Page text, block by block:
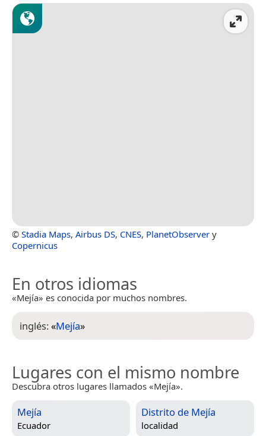
© Stadia Maps, Airbus DS, CNES, PlanetObserver y
Copernicus
En otros idiomas
«Mejía» es conocida por muchos nombres.
inglés:«Mejía»
Lugares con el mismo nombre
Descubra otros lugares llamados «Mejía».
Mejía
Ecuador
Distrito de Mejía
localidad